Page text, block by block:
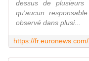
dessus de plusieurs
qu'aucun
observé dans plusi...